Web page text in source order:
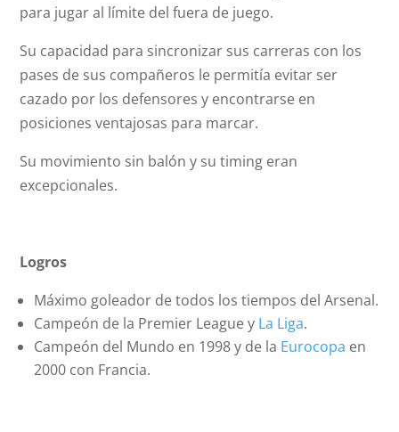
para jugar al límite del fuera de juego.
Su capacidad para sincronizar sus carreras con los
pases de sus compañeros le permitía evitar ser
cazado por los defensores y encontrarse en
posiciones ventajosas para marcar.
Su movimiento sin balón y su timing eran
excepcionales.
Logros
Máximo goleador de todos los tiempos del Arsenal.
Campeón de la Premier League y La Liga.
Campeón del Mundo en 1998 y de la Eurocopa en
2000 con Francia.